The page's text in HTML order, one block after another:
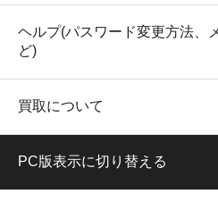
ヘルプ(パスワード変更方法、
ど)
買取について
PC版表示に切り替える